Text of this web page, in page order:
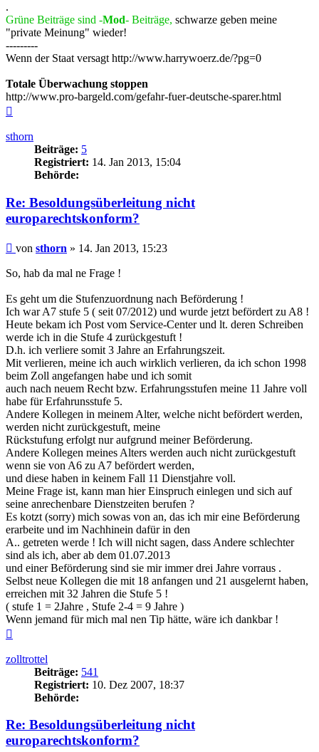
.
Grüne Beiträge sind -Mod- Beiträge, schwarze geben meine
"private Meinung" wieder!
---------
Wenn der Staat versagt http://www.harrywoerz.de/?pg=0
Totale Überwachung stoppen
http://www.pro-bargeld.com/gefahr-fuer-deutsche-sparer.html
sthorn
Beiträge: 5
Registriert: 14. Jan 2013, 15:04
Behörde:
Re: Besoldungsüberleitung nicht
europarechtskonform?
Beitrag
von sthorn » 14. Jan 2013, 15:23
So, hab da mal ne Frage !
Es geht um die Stufenzuordnung nach Beförderung !
Ich war A7 stufe 5 ( seit 07/2012) und wurde jetzt befördert zu A8 !
Heute bekam ich Post vom Service-Center und lt. deren Schreiben
werde ich in die Stufe 4 zurückgestuft !
D.h. ich verliere somit 3 Jahre an Erfahrungszeit.
Mit verlieren, meine ich auch wirklich verlieren, da ich schon 1998
beim Zoll angefangen habe und ich somit
auch nach neuem Recht bzw. Erfahrungsstufen meine 11 Jahre voll
habe für Erfahrunsstufe 5.
Andere Kollegen in meinem Alter, welche nicht befördert werden,
werden nicht zurückgestuft, meine
Rückstufung erfolgt nur aufgrund meiner Beförderung.
Andere Kollegen meines Alters werden auch nicht zurückgestuft
wenn sie von A6 zu A7 befördert werden,
und diese haben in keinem Fall 11 Dienstjahre voll.
Meine Frage ist, kann man hier Einspruch einlegen und sich auf
seine anrechenbare Dienstzeiten berufen ?
Es kotzt (sorry) mich sowas von an, das ich mir eine Beförderung
erarbeite und im Nachhinein dafür in den
A.. getreten werde ! Ich will nicht sagen, dass Andere schlechter
sind als ich, aber ab dem 01.07.2013
und einer Beförderung sind sie mir immer drei Jahre vorraus .
Selbst neue Kollegen die mit 18 anfangen und 21 ausgelernt haben,
erreichen mit 32 Jahren die Stufe 5 !
( stufe 1 = 2Jahre , Stufe 2-4 = 9 Jahre )
Wenn jemand für mich mal nen Tip hätte, wäre ich dankbar !
zolltrottel
Beiträge: 541
Registriert: 10. Dez 2007, 18:37
Behörde:
Re: Besoldungsüberleitung nicht
europarechtskonform?